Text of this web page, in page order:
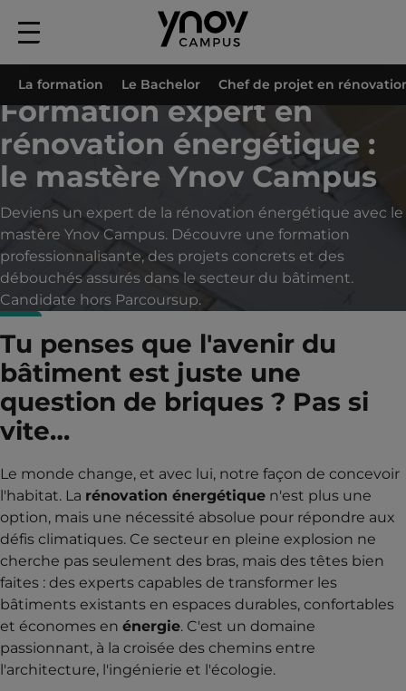
Menu
principal
Formation expert en
rénovation énergétique :
le mastère Ynov Campus
Deviens un expert de la rénovation énergétique avec le
mastère Ynov Campus. Découvre une formation
professionnalisante, des projets concrets et des
débouchés assurés dans le secteur du bâtiment.
Candidate hors Parcoursup.
La formation Le Bachelor Chef de projet en
Tu penses que l'avenir du
bâtiment est juste une
question de briques ? Pas si
vite…
Le monde change, et avec lui, notre façon de concevoir
l'habitat. La rénovation énergétique n'est plus une
option, mais une nécessité absolue pour répondre aux
défis climatiques. Ce secteur en pleine explosion ne
cherche pas seulement des bras, mais des têtes bien
faites : des experts capables de transformer les
bâtiments existants en espaces durables, confortables
et économes en énergie. C'est un domaine
passionnant, à la croisée des chemins entre
l'architecture, l'ingénierie et l'écologie.